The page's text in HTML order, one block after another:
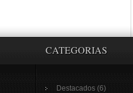
CATEGORIAS
Destacados (6)